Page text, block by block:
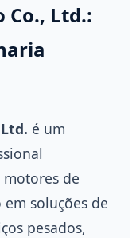
Co., Ltd.:
é um
motores de
soluções de
pesados,